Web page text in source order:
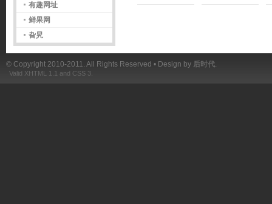
有趣网址
鲜果网
旮旯
© Copyright 2010-2011. All Rights Reserved • Design by 后时代.
Valid XHTML 1.1 and CSS 3.